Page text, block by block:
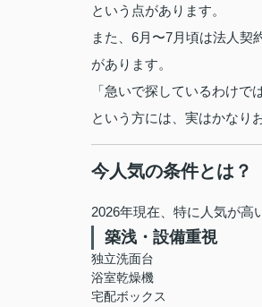
という点があります。
また、6月〜7月頃は法人契
があります。
「急いで探しているわけで
という方には、実はかなり
今人気の条件とは？
2026年現在、特に人気が高
築浅・設備重視
独立洗面台
浴室乾燥機
宅配ボックス